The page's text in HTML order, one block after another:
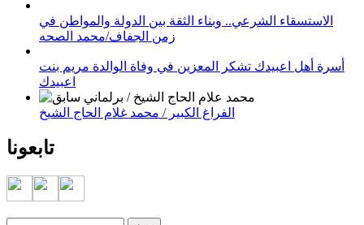
الاستسقاء الشرعي.. وبناء الثقة بين الدولة والمواطن في
زمن الجفاف/محمد الصحه
أسرة أهل اعبيدك تشكر المعزين في وفاة الوالدة مريم بنت
اعبيدك
الفراغ الكبير / محمد غلام الحاج الشيخ
تابعونا